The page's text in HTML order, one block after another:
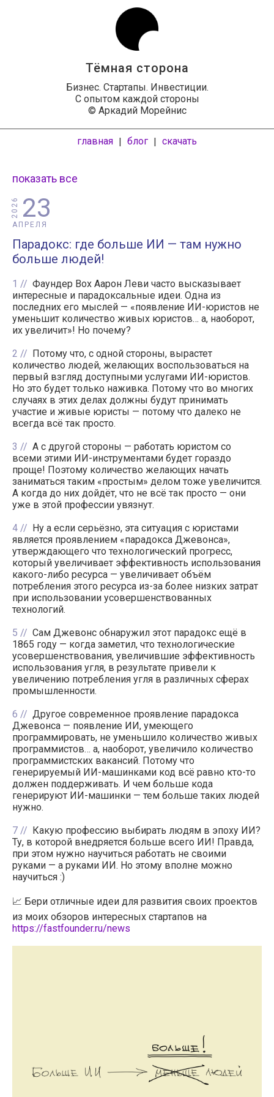
Тёмная сторона
Бизнес. Стартапы. Инвестиции.
С опытом каждой стороны
© Аркадий Морейнис
главная | блог | скачать
показать все
23
АПРЕЛЯ
2026
Парадокс: где больше ИИ — там нужно
больше людей!
1
Фаундер Box Аарон Леви часто высказывает
интересные и парадоксальные идеи. Одна из
последних его мыслей — «появление ИИ-юристов не
уменьшит количество живых юристов… а, наоборот,
их увеличит»! Но почему?
2
Потому что, с одной стороны, вырастет
количество людей, желающих воспользоваться на
первый взгляд доступными услугами ИИ-юристов.
Но это будет только наживка. Потому что во многих
случаях в этих делах должны будут принимать
участие и живые юристы — потому что далеко не
всегда всё так просто.
3
А с другой стороны — работать юристом со
всеми этими ИИ-инструментами будет гораздо
проще! Поэтому количество желающих начать
заниматься таким «простым» делом тоже увеличится.
А когда до них дойдёт, что не всё так просто — они
уже в этой профессии увязнут.
4
Ну а если серьёзно, эта ситуация с юристами
является проявлением «парадокса Джевонса»,
утверждающего что технологический прогресс,
который увеличивает эффективность использования
какого-либо ресурса — увеличивает объём
потребления этого ресурса из-за более низких затрат
при использовании усовершенствованных
технологий.
5
Сам Джевонс обнаружил этот парадокс ещё в
1865 году — когда заметил, что технологические
усовершенствования, увеличившие эффективность
использования угля, в результате привели к
увеличению потребления угля в различных сферах
промышленности.
6
Другое современное проявление парадокса
Джевонса — появление ИИ, умеющего
программировать, не уменьшило количество живых
программистов… а, наоборот, увеличило количество
программистских вакансий. Потому что
генерируемый ИИ-машинками код всё равно кто-то
должен поддерживать. И чем больше кода
генерируют ИИ-машинки — тем больше таких людей
нужно.
7
Какую профессию выбирать людям в эпоху ИИ?
Ту, в которой внедряется больше всего ИИ! Правда,
при этом нужно научиться работать не своими
руками — а руками ИИ. Но этому вполне можно
научиться :)
📈 Бери отличные идеи для развития своих проектов
из моих обзоров интересных стартапов на
https://fastfounder.ru/news